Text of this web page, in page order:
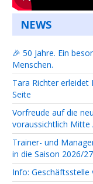
NEWS
🎉 50 Jahre. Ein
Menschen.
Tara Richter erleidet
Seite
Vorfreude auf die
voraussichtlich Mitte
Trainer- und
in die Saison 2026/27
Info: Geschäftsstelle